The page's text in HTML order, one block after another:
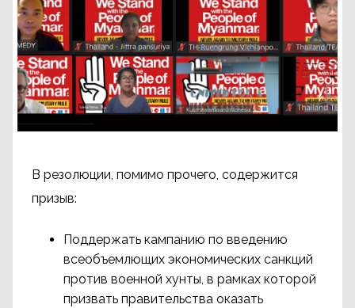
В резолюции, помимо прочего, содержится
призыв:
Поддержать кампанию по введению
всеобъемлющих экономических санкций
против военной хунты, в рамках которой
призвать правительства оказать